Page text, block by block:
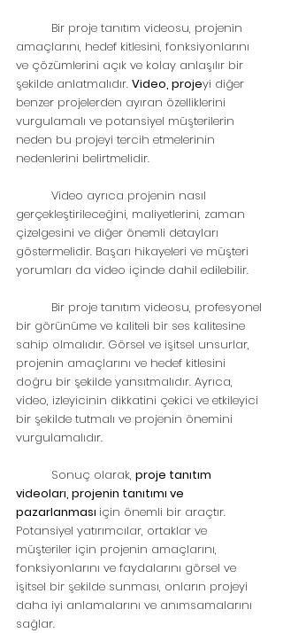
amaçlarını, hedef kitlesini, fonksiyonlarını
ve çözümlerini açık ve kolay anlaşılır bir
şekilde anlatmalıdır. Video, projeyi diğer
benzer projelerden ayıran özelliklerini
vurgulamalı ve potansiyel müşterilerin
neden bu projeyi tercih etmelerinin
nedenlerini belirtmelidir.
gerçekleştirileceğini, maliyetlerini, zaman
çizelgesini ve diğer önemli detayları
göstermelidir. Başarı hikayeleri ve müşteri
yorumları da video içinde dahil edilebilir.
bir görünüme ve kaliteli bir ses kalitesine
sahip olmalıdır. Görsel ve işitsel unsurlar,
projenin amaçlarını ve hedef kitlesini
doğru bir şekilde yansıtmalıdır. Ayrıca,
video, izleyicinin dikkatini çekici ve etkileyici
bir şekilde tutmalı ve projenin önemini
vurgulamalıdır.
	Sonuç olarak,
proje tanıtım
videoları, projenin tanıtımı ve
pazarlanması için önemli bir araçtır.
Potansiyel yatırımcılar, ortaklar ve
müşteriler için projenin amaçlarını,
fonksiyonlarını ve faydalarını görsel ve
işitsel bir şekilde sunması, onların projeyi
daha iyi anlamalarını ve anımsamalarını
sağlar.